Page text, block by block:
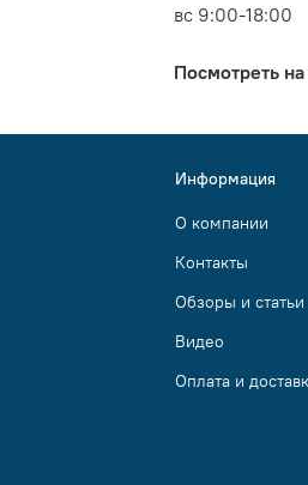
вс 9:00-18:00
Посмотреть на
Информация
О компании
Контакты
Обзоры и статьи
Видео
Оплата и